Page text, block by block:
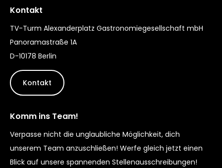
Kontakt
TV-Turm Alexanderplatz Gastronomiegesellschaft mbH
Panoramastraße 1A
D-10178 Berlin
Kontakt
Komm ins Team!
Verpasse nicht die unglaubliche Möglichkeit, dich
unserem Team anzuschließen! Werfe gleich jetzt einen
Blick auf unsere spannenden Stellenausschreibungen!